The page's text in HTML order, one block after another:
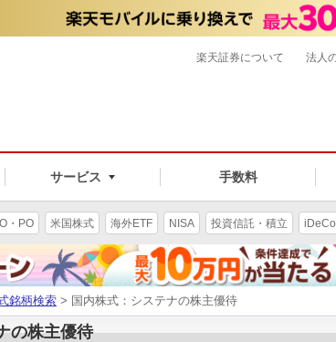
サービス 手数料
楽天証券について 法人
・PO 米国株式 海外ETF NISA 投資信託・積立 iDeCo
銘柄検索 > 国内株式：システナの株主優待
の株主優待